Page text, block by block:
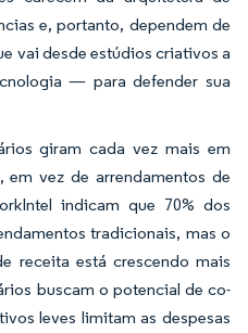
e, portanto, dependem de
vai desde estúdios criativos a
— para defender sua
giram cada vez mais em
vez de arrendamentos de
indicam que 70% dos
tradicionais, mas o
receita está crescendo mais
buscam o potencial de co-
leves limitam as despesas